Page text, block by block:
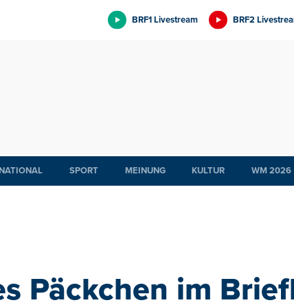
BRF1 Livestream BRF2
SPORT MEINUNG KULTUR WM 2026
Päckchen im